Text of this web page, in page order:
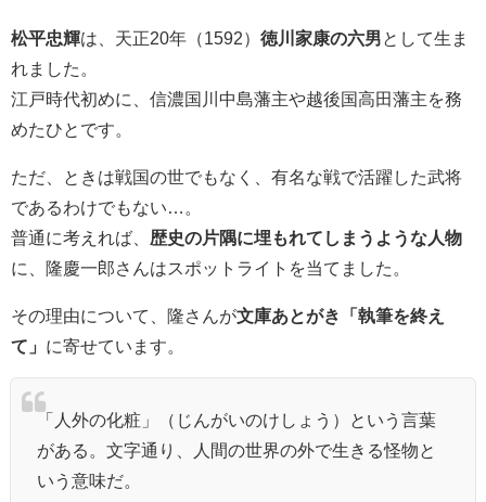
松平忠輝は、天正20年（1592） 徳川家康の六男 として生ま
れました。
江戸時代初めに、信濃国川中島藩主や越後国高田藩主を務
めたひとです。
ただ、ときは戦国の世でもなく、有名な戦で活躍した武将
であるわけでもない…。
普通に考えれば、 歴史の片隅に埋もれてしまうような人物
に、隆慶一郎さんはスポットライトを当てました。
その理由について、隆さんが文庫あとがき「執筆を終え
て」 に寄せています。
「人外の化粧」（じんがいのけしょう）という言葉
がある。文字通り、人間の世界の外で生きる怪物と
いう意味だ。